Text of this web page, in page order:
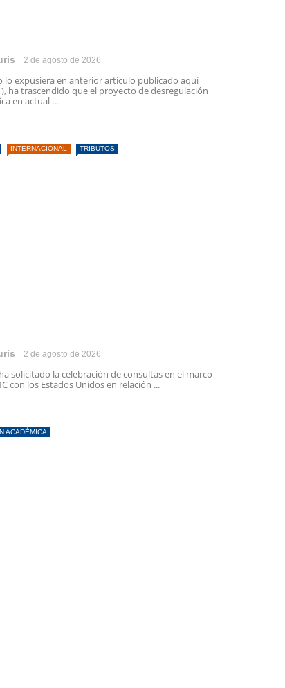
2 de agosto de 2026
lo expusiera en anterior artículo publicado aquí
ha trascendido que el proyecto de desregulación
en actual ...
INTERNACIONAL TRIBUTOS
2 de agosto de 2026
solicitado la celebración de consultas en el marco
con los Estados Unidos en relación ...
ACADÉMICA